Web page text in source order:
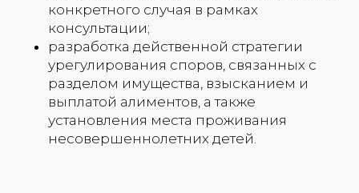
конкретного случая в рамках
консультации;
разработка действенной стратегии
урегулирования споров, связанных с
разделом имущества, взысканием и
выплатой алиментов, а также
установления места проживания
несовершеннолетних детей.